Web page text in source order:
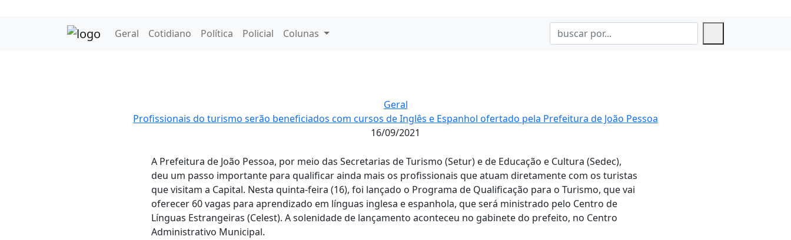
Geral Cotidiano Política Policial Colunas
Geral
Profissionais do turismo serão beneficiados com cursos de Inglês e Espanhol ofertado pela Prefeitura de João Pessoa
16/09/2021
A Prefeitura de João Pessoa, por meio das Secretarias de Turismo (Setur) e de Educação e Cultura (Sedec),
deu um passo importante para qualificar ainda mais os profissionais que atuam diretamente com os turistas
que visitam a Capital. Nesta quinta-feira (16), foi lançado o Programa de Qualificação para o Turismo, que vai
oferecer 60 vagas para aprendizado em línguas inglesa e espanhola, que será ministrado pelo Centro de
Línguas Estrangeiras (Celest). A solenidade de lançamento aconteceu no gabinete do prefeito, no Centro
Administrativo Municipal.